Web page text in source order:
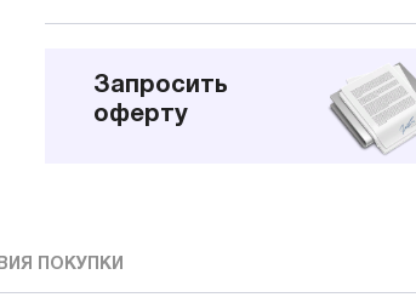
Запросить
оферту
ПОКУПКИ